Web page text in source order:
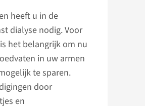
heeft u in de
dialyse nodig. Voor
het belangrijk om nu
in uw armen
te sparen.
door
en